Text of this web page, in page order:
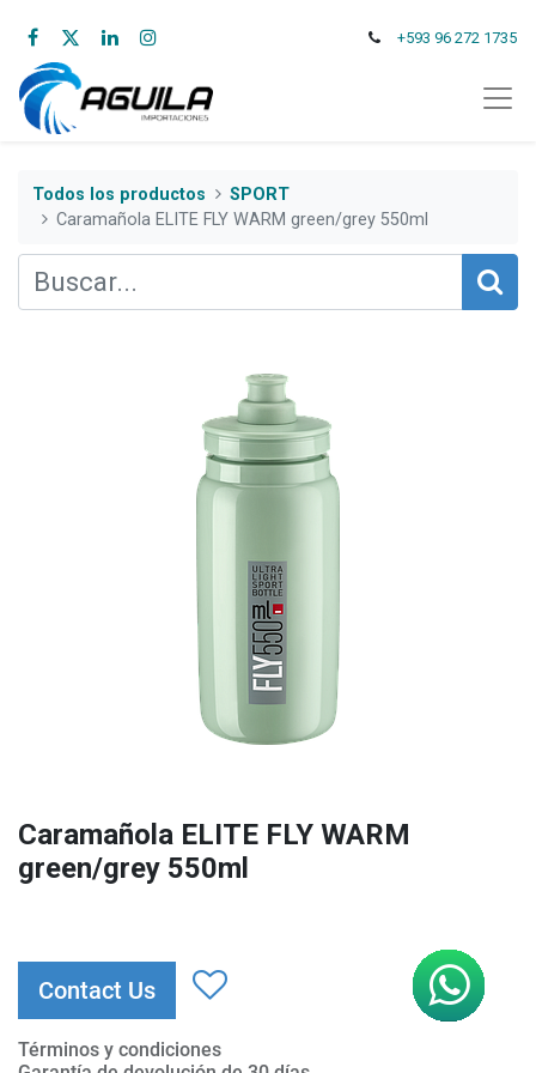
+593 96 272 1735
Todos los productos
SPORT
Caramañola ELITE FLY WARM green/grey 550ml
Caramañola ELITE FLY WARM
green/grey 550ml
Contact Us
Términos y condiciones